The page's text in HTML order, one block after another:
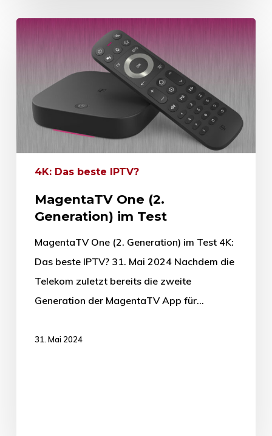
4K: Das beste IPTV?
MagentaTV One (2.
Generation) im Test
MagentaTV One (2. Generation) im Test 4K:
Das beste IPTV? 31. Mai 2024 Nachdem die
Telekom zuletzt bereits die zweite
Generation der MagentaTV App für…
31. Mai 2024